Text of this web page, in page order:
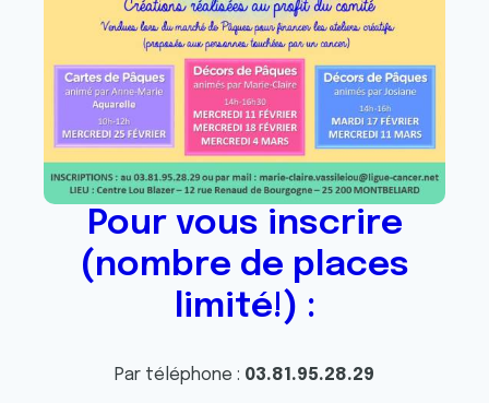
Pour vous inscrire
(nombre de places
limité!) :
Par téléphone : 03.81.95.28.29